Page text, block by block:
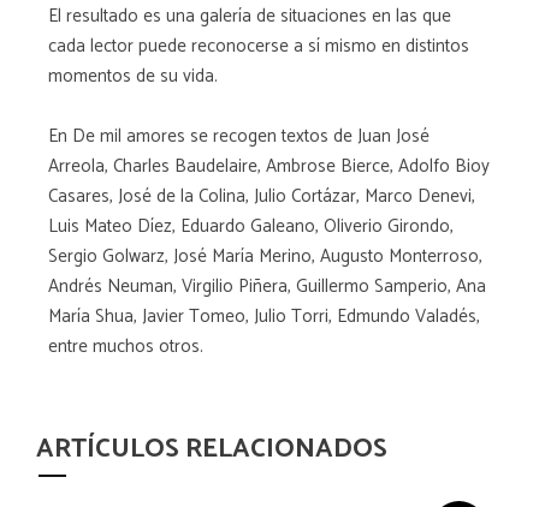
El resultado es una galería de situaciones en las que
cada lector puede reconocerse a sí mismo en distintos
momentos de su vida.
En De mil amores se recogen textos de Juan José
Arreola, Charles Baudelaire, Ambrose Bierce, Adolfo Bioy
Casares, José de la Colina, Julio Cortázar, Marco Denevi,
Luis Mateo Díez, Eduardo Galeano, Oliverio Girondo,
Sergio Golwarz, José María Merino, Augusto Monterroso,
Andrés Neuman, Virgilio Piñera, Guillermo Samperio, Ana
María Shua, Javier Tomeo, Julio Torri, Edmundo Valadés,
entre muchos otros.
ARTÍCULOS RELACIONADOS